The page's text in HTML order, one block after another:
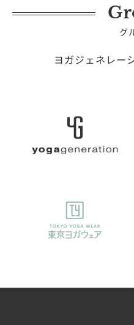
グ
ヨガジェネレー